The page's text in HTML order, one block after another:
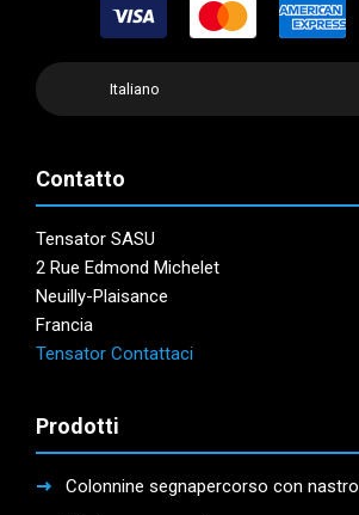
Italiano
Contatto
Tensator SASU
2 Rue Edmond Michelet
Neuilly-Plaisance
Francia
Tensator Contattaci
Prodotti
Colonnine segnapercorso con nastro